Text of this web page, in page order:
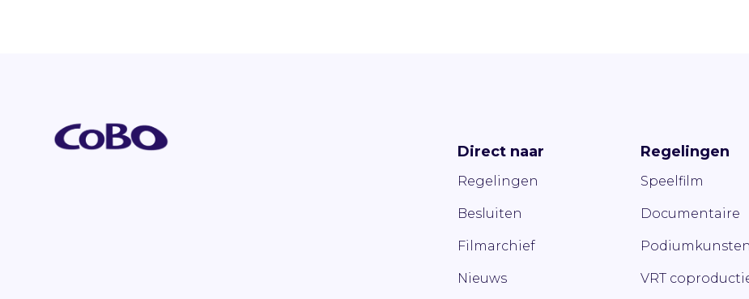
Direct naar
Regelingen
Besluiten
Filmarchief
Nieuws
Regelingen
Speelfilm
Documentaire
Podiumkunsten
VRT